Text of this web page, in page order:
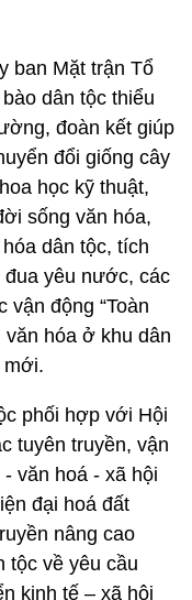
ban Mặt trận Tổ
dân tộc thiểu
đoàn kết giúp
đổi giống cây
học kỹ thuật,
sống văn hóa,
dân tộc, tích
yêu nước, các
vận động “Toàn
hóa ở khu dân
mới.
phối hợp với Hội
tuyên truyền, vận
văn hoá - xã hội
đại hoá đất
nâng cao
tộc về yêu cầu
kinh tế – xã hội